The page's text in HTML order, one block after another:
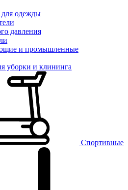
для одежды
давления
и промышленные
уборки и клининга
Спортивные